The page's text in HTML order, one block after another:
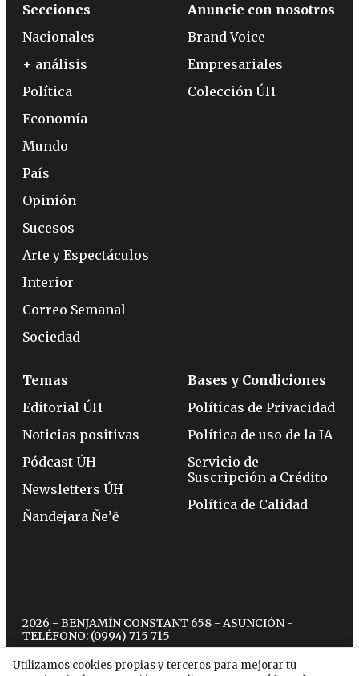
Utilizamos cookies propias y terceros para mejorar tu
Secciones
Nacionales
+ análisis
Política
Economía
Mundo
País
Opinión
Sucesos
Arte y Espectáculos
Interior
Correo Semanal
Sociedad
Anuncie con nosotros
Brand Voice
Empresariales
Colección ÚH
Temas
Editorial ÚH
Noticias positivas
Pódcast ÚH
Newsletters ÚH
Ñandejara Ñe’ẽ
Bases y Condiciones
Políticas de Privacidad
Política de uso de la IA
Servicio de
Suscripción a Crédito
Política de Calidad
2026 - BENJAMÍN CONSTANT 658 - ASUNCIÓN -
TELÉFONO: (0994) 715 715